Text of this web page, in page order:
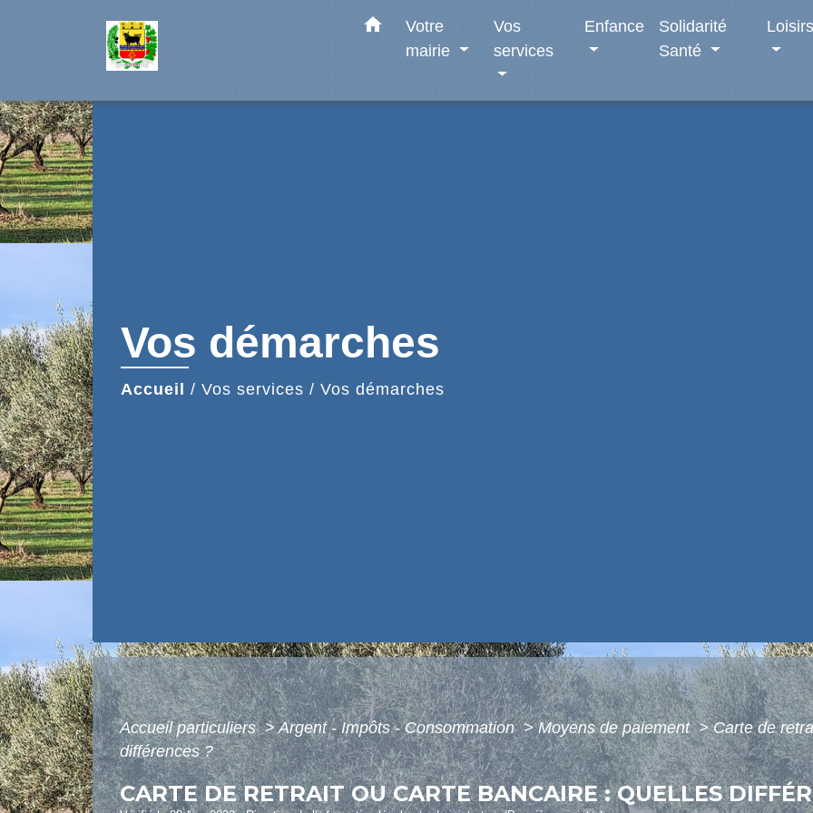
home
Votre
mairie
Vos
services
Enfance
Solidarité
Santé
Loisirs
Vos démarches
Accueil / Vos services / Vos démarches
Accueil particuliers> Argent - Impôts - Consommation> Moyens de paiement> Carte de
différences ?
CARTE DE RETRAIT OU CARTE BANCAIRE : QUELLES